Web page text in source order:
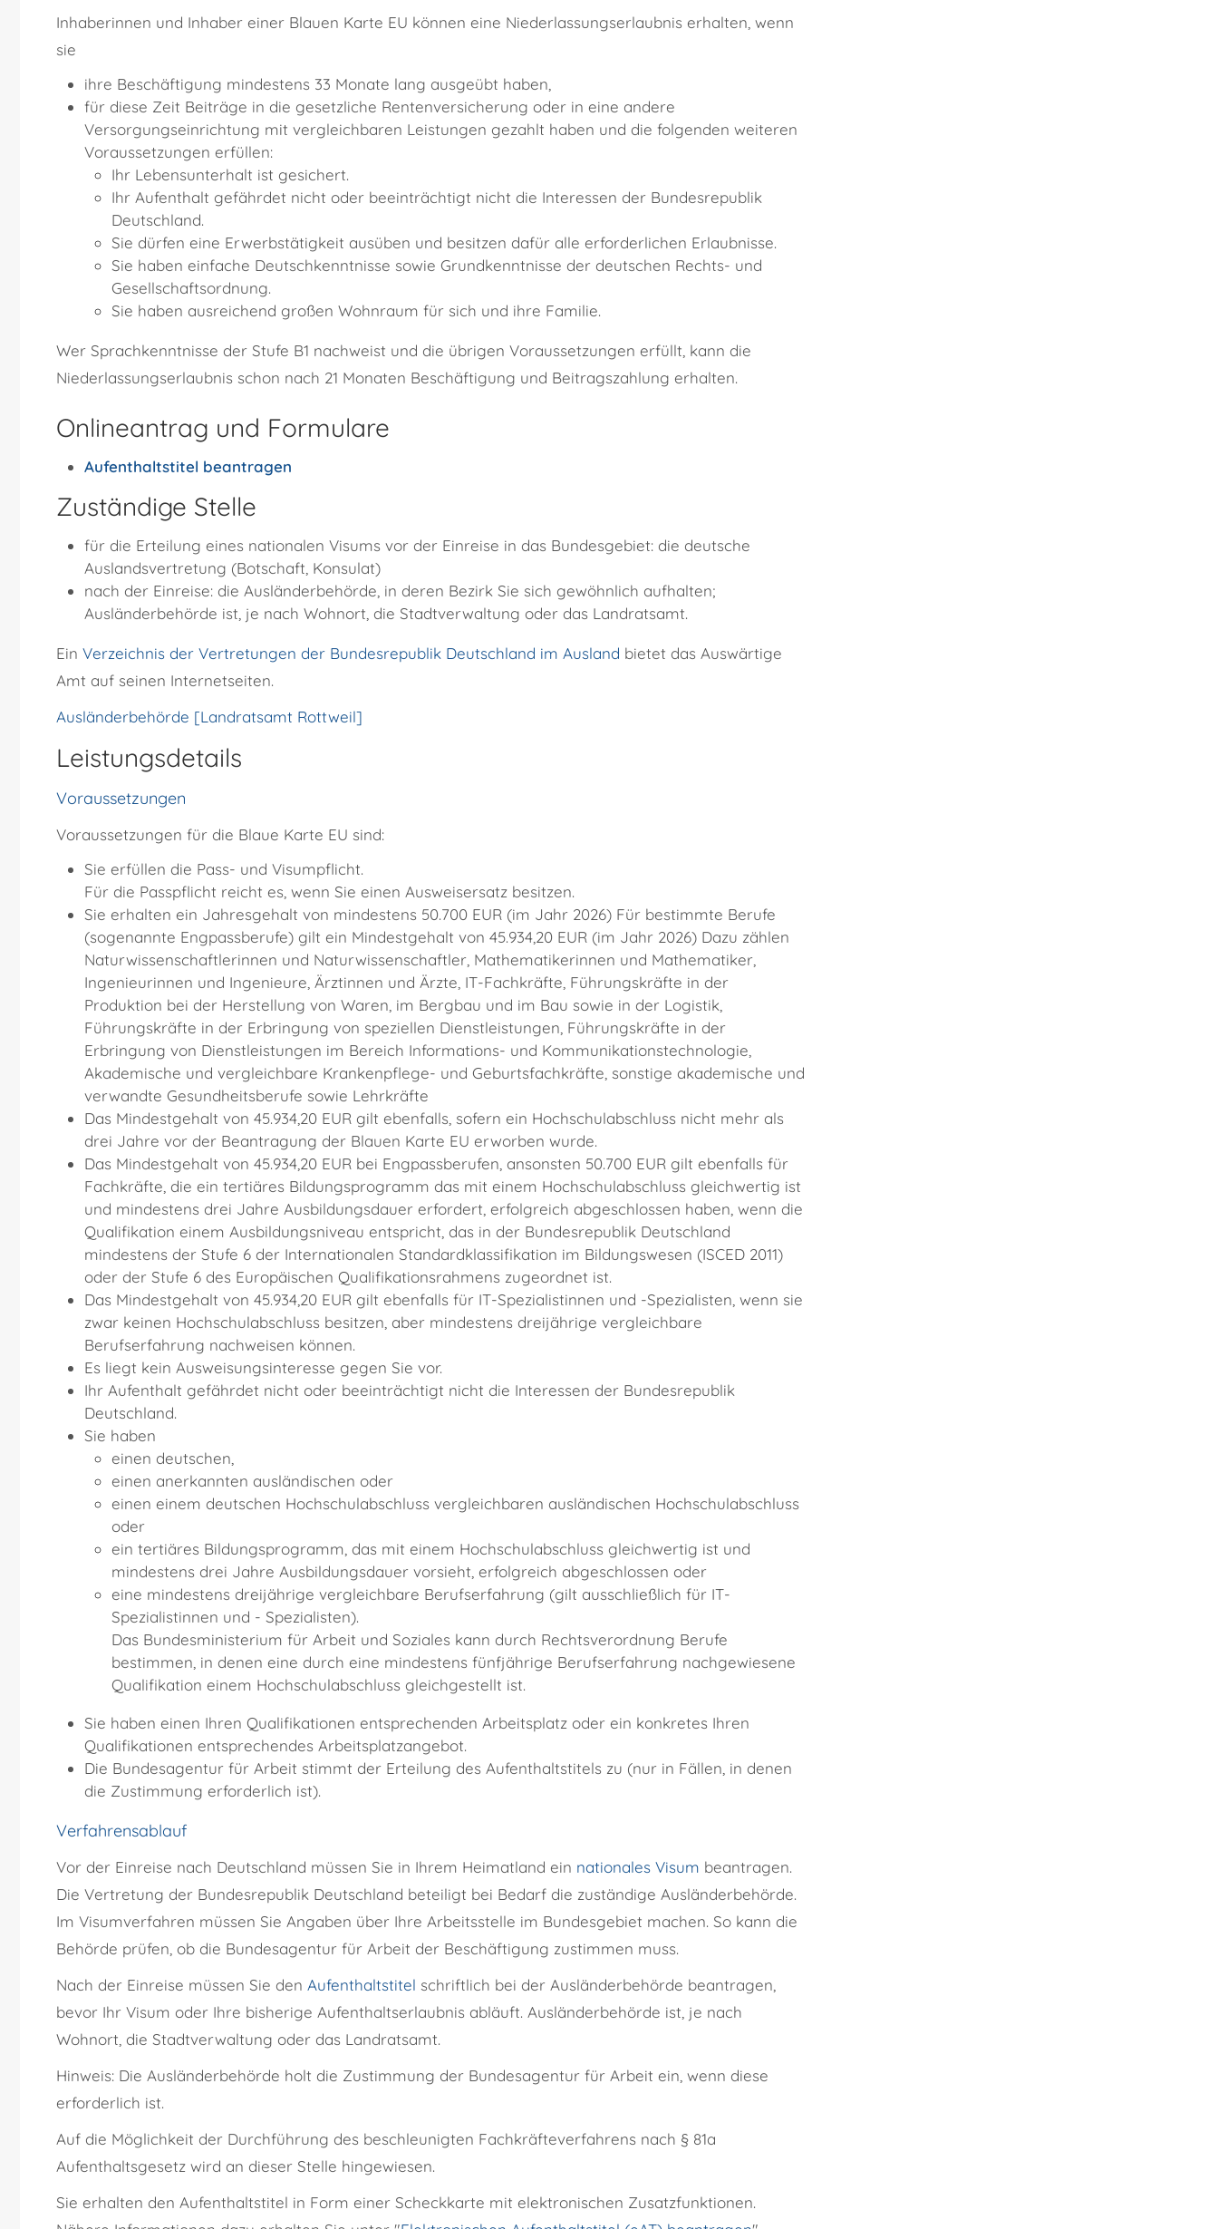
Inhaberinnen und Inhaber einer Blauen Karte EU können eine Niederlassungserlaubnis erhalten, wenn
sie
ihre Beschäftigung mindestens 33 Monate lang ausgeübt haben,
für diese Zeit Beiträge in die gesetzliche Rentenversicherung oder in eine andere
Versorgungseinrichtung mit vergleichbaren Leistungen gezahlt haben und die folgenden weiteren
Voraussetzungen erfüllen:
Ihr Lebensunterhalt ist gesichert.
Ihr Aufenthalt gefährdet nicht oder beeinträchtigt nicht die Interessen der Bundesrepublik
Deutschland.
Sie dürfen eine Erwerbstätigkeit ausüben und besitzen dafür alle erforderlichen Erlaubnisse.
Sie haben einfache Deutschkenntnisse sowie Grundkenntnisse der deutschen Rechts- und
Gesellschaftsordnung.
Sie haben ausreichend großen Wohnraum für sich und ihre Familie.
Wer Sprachkenntnisse der Stufe B1 nachweist und die übrigen Voraussetzungen erfüllt, kann die
Niederlassungserlaubnis schon nach 21 Monaten Beschäftigung und Beitragszahlung erhalten.
Onlineantrag und Formulare
Aufenthaltstitel beantragen
Zuständige Stelle
für die Erteilung eines nationalen Visums vor der Einreise in das Bundesgebiet: die deutsche
Auslandsvertretung (Botschaft, Konsulat)
nach der Einreise: die Ausländerbehörde, in deren Bezirk Sie sich gewöhnlich aufhalten;
Ausländerbehörde ist, je nach Wohnort, die Stadtverwaltung oder das Landratsamt.
Ein Verzeichnis der Vertretungen der Bundesrepublik Deutschland im Ausland bietet das Auswärtige
Amt auf seinen Internetseiten.
Ausländerbehörde [Landratsamt Rottweil]
Leistungsdetails
Voraussetzungen
Voraussetzungen für die Blaue Karte EU sind:
Sie erfüllen die Pass- und Visumpflicht.
Für die Passpflicht reicht es, wenn Sie einen Ausweisersatz besitzen.
Sie erhalten ein Jahresgehalt von mindestens 50.700 EUR (im Jahr 2026) Für bestimmte Berufe
(sogenannte Engpassberufe) gilt ein Mindestgehalt von 45.934,20 EUR (im Jahr 2026) Dazu zählen
Naturwissenschaftlerinnen und Naturwissenschaftler, Mathematikerinnen und Mathematiker,
Ingenieurinnen und Ingenieure, Ärztinnen und Ärzte, IT-Fachkräfte, Führungskräfte in der
Produktion bei der Herstellung von Waren, im Bergbau und im Bau sowie in der Logistik,
Führungskräfte in der Erbringung von speziellen Dienstleistungen, Führungskräfte in der
Erbringung von Dienstleistungen im Bereich Informations- und Kommunikationstechnologie,
Akademische und vergleichbare Krankenpflege- und Geburtsfachkräfte, sonstige akademische und
verwandte Gesundheitsberufe sowie Lehrkräfte
Das Mindestgehalt von 45.934,20 EUR gilt ebenfalls, sofern ein Hochschulabschluss nicht mehr als
drei Jahre vor der Beantragung der Blauen Karte EU erworben wurde.
Das Mindestgehalt von 45.934,20 EUR bei Engpassberufen, ansonsten 50.700 EUR gilt ebenfalls für
Fachkräfte, die ein tertiäres Bildungsprogramm das mit einem Hochschulabschluss gleichwertig ist
und mindestens drei Jahre Ausbildungsdauer erfordert, erfolgreich abgeschlossen haben, wenn die
Qualifikation einem Ausbildungsniveau entspricht, das in der Bundesrepublik Deutschland
mindestens der Stufe 6 der Internationalen Standardklassifikation im Bildungswesen (ISCED 2011)
oder der Stufe 6 des Europäischen Qualifikationsrahmens zugeordnet ist.
Das Mindestgehalt von 45.934,20 EUR gilt ebenfalls für IT-Spezialistinnen und -Spezialisten, wenn sie
zwar keinen Hochschulabschluss besitzen, aber mindestens dreijährige vergleichbare
Berufserfahrung nachweisen können.
Es liegt kein Ausweisungsinteresse gegen Sie vor.
Ihr Aufenthalt gefährdet nicht oder beeinträchtigt nicht die Interessen der Bundesrepublik
Deutschland.
Sie haben
einen deutschen,
einen anerkannten ausländischen oder
einen einem deutschen Hochschulabschluss vergleichbaren ausländischen Hochschulabschluss
oder
ein tertiäres Bildungsprogramm, das mit einem Hochschulabschluss gleichwertig ist und
mindestens drei Jahre Ausbildungsdauer vorsieht, erfolgreich abgeschlossen oder
eine mindestens dreijährige vergleichbare Berufserfahrung (gilt ausschließlich für IT-
Spezialistinnen und - Spezialisten).
Das Bundesministerium für Arbeit und Soziales kann durch Rechtsverordnung Berufe
bestimmen, in denen eine durch eine mindestens fünfjährige Berufserfahrung nachgewiesene
Qualifikation einem Hochschulabschluss gleichgestellt ist.
Sie haben einen Ihren Qualifikationen entsprechenden Arbeitsplatz oder ein konkretes Ihren
Qualifikationen entsprechendes Arbeitsplatzangebot.
Die Bundesagentur für Arbeit stimmt der Erteilung des Aufenthaltstitels zu (nur in Fällen, in denen
die Zustimmung erforderlich ist).
Verfahrensablauf
Vor der Einreise nach Deutschland müssen Sie in Ihrem Heimatland ein nationales Visum beantragen.
Die Vertretung der Bundesrepublik Deutschland beteiligt bei Bedarf die zuständige Ausländerbehörde.
Im Visumverfahren müssen Sie Angaben über Ihre Arbeitsstelle im Bundesgebiet machen. So kann die
Behörde prüfen, ob die Bundesagentur für Arbeit der Beschäftigung zustimmen muss.
Nach der Einreise müssen Sie den Aufenthaltstitel schriftlich bei der Ausländerbehörde beantragen,
bevor Ihr Visum oder Ihre bisherige Aufenthaltserlaubnis abläuft. Ausländerbehörde ist, je nach
Wohnort, die Stadtverwaltung oder das Landratsamt.
Hinweis: Die Ausländerbehörde holt die Zustimmung der Bundesagentur für Arbeit ein, wenn diese
erforderlich ist.
Auf die Möglichkeit der Durchführung des beschleunigten Fachkräfteverfahrens nach § 81a
Aufenthaltsgesetz wird an dieser Stelle hingewiesen.
Sie erhalten den Aufenthaltstitel in Form einer Scheckkarte mit elektronischen Zusatzfunktionen.